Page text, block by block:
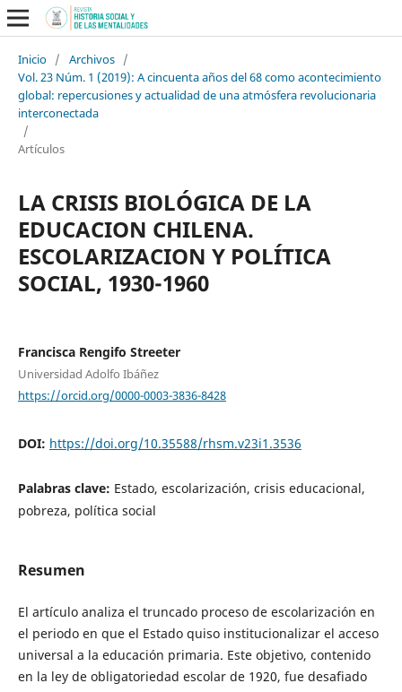
Inicio / Archivos /
Vol. 23 Núm. 1 (2019): A cincuenta años del 68 como acontecimiento
global: repercusiones y actualidad de una atmósfera revolucionaria
interconectada
/
Artículos
LA CRISIS BIOLÓGICA DE LA
EDUCACION CHILENA.
ESCOLARIZACION Y POLÍTICA
SOCIAL, 1930-1960
Francisca Rengifo Streeter
Universidad Adolfo Ibáñez
https://orcid.org/0000-0003-3836-8428
DOI: https://doi.org/10.35588/rhsm.v23i1.3536
Palabras clave: Estado, escolarización, crisis educacional,
pobreza, política social
Resumen
El artículo analiza el truncado proceso de escolarización en
el periodo en que el Estado quiso institucionalizar el acceso
universal a la educación primaria. Este objetivo, contenido
en la ley de obligatoriedad escolar de 1920, fue desafiado